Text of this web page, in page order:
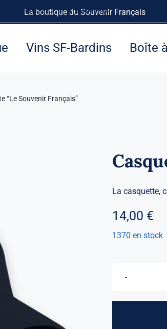
La boutique du Souvenir Français
SOUVENIR FRANÇAISà tout de suite.
Vins SF-Bardins Boîte
“Le Souvenir Français”
La casquette,
14,00 €
1370 en stock